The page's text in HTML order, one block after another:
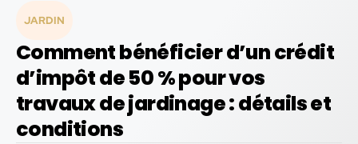
JARDIN
Comment bénéficier d’un crédit
d’impôt de 50 % pour vos
travaux de jardinage : détails et
conditions